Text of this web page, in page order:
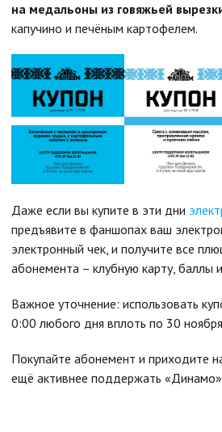
на медальоны из говяжьей
капучино и печёным картофелем.
Даже если вы купите в эти дни
предъявите в фаншопах ваш
электронный чек, и получите все
абонемента – клубную карту, баллы
Важное уточнение: использовать
0:00 любого дня вплоть по 30
Покупайте абонемент и приходите
ещё активнее поддержать